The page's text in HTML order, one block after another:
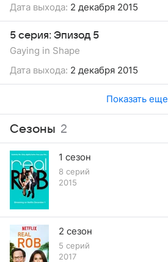
Дата выхода: 2 декабря 2015
5 серия: Эпизод 5
Gaying in Shape
Дата выхода: 2 декабря 2015
Показать еще
Сезоны 2
1 сезон
8 серий
2015
2 сезон
5 серий
2017